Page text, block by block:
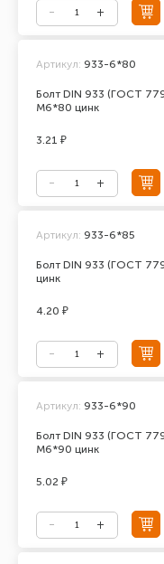
Болт DIN 933 (ГОСТ
М6*80 цинк
Артикул: 933-6*80
3.21 ₽
Болт DIN 933 (ГОСТ
цинк
Артикул: 933-6*85
4.20 ₽
Болт DIN 933 (ГОСТ
М6*90 цинк
Артикул: 933-6*90
5.02 ₽